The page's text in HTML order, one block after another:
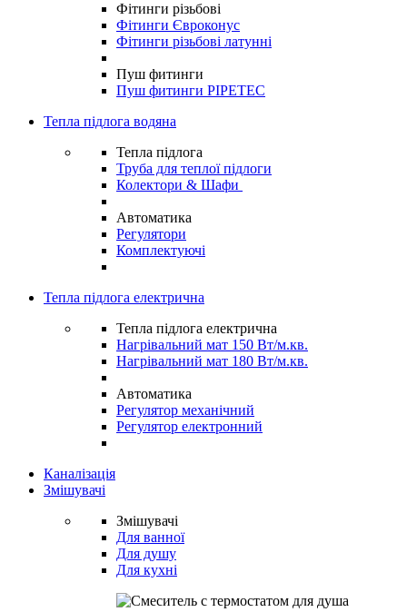
Фітинги різьбові
Фітинги Євроконус
Фітинги різьбові латунні
Пуш фитинги
Пуш фитинги PIPETEC
Тепла підлога водяна
Тепла підлога
Труба для теплої підлоги
Колектори & Шафи
Автоматика
Регулятори
Комплектуючі
Тепла підлога електрична
Тепла підлога електрична
Нагрівальний мат 150 Вт/м.кв.
Нагрівальний мат 180 Вт/м.кв.
Автоматика
Регулятор механічний
Регулятор електронний
Каналізація
Змішувачі
Змішувачі
Для ванної
Для душу
Для кухні